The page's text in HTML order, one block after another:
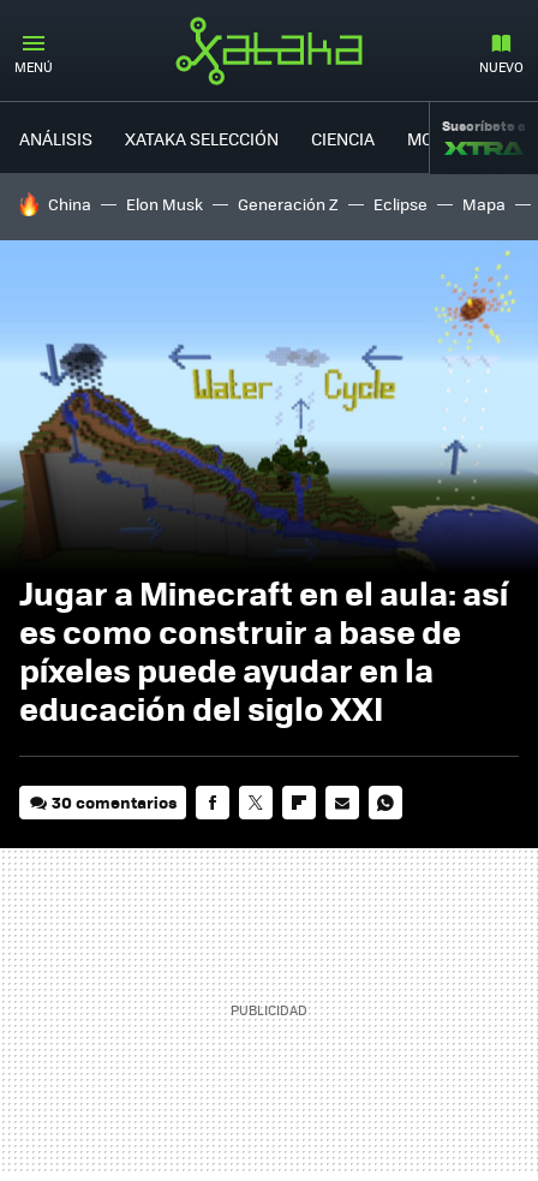
MENÚ NUEVO
ANÁLISIS XATAKA SELECCIÓN CIENCIA MOVILIDAD
Suscríbete a
HOY SE HABLA DE
China Elon Musk Generación Z Eclipse Mapa
Jugar a Minecraft en el aula: así
es como construir a base de
píxeles puede ayudar en la
educación del siglo XXI
30 comentarios
MAIL